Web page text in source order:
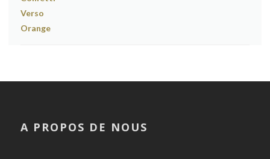
A PROPOS DE NOUS